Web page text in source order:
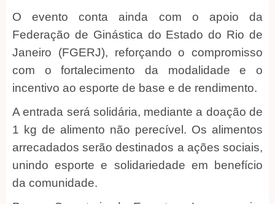
O evento conta ainda com o apoio da
Federação de Ginástica do Estado do Rio de
Janeiro (FGERJ), reforçando o compromisso
com o fortalecimento da modalidade e o
incentivo ao esporte de base e de rendimento.
A entrada será solidária, mediante a doação de
1 kg de alimento não perecível. Os alimentos
arrecadados serão destinados a ações sociais,
unindo esporte e solidariedade em benefício
da comunidade.